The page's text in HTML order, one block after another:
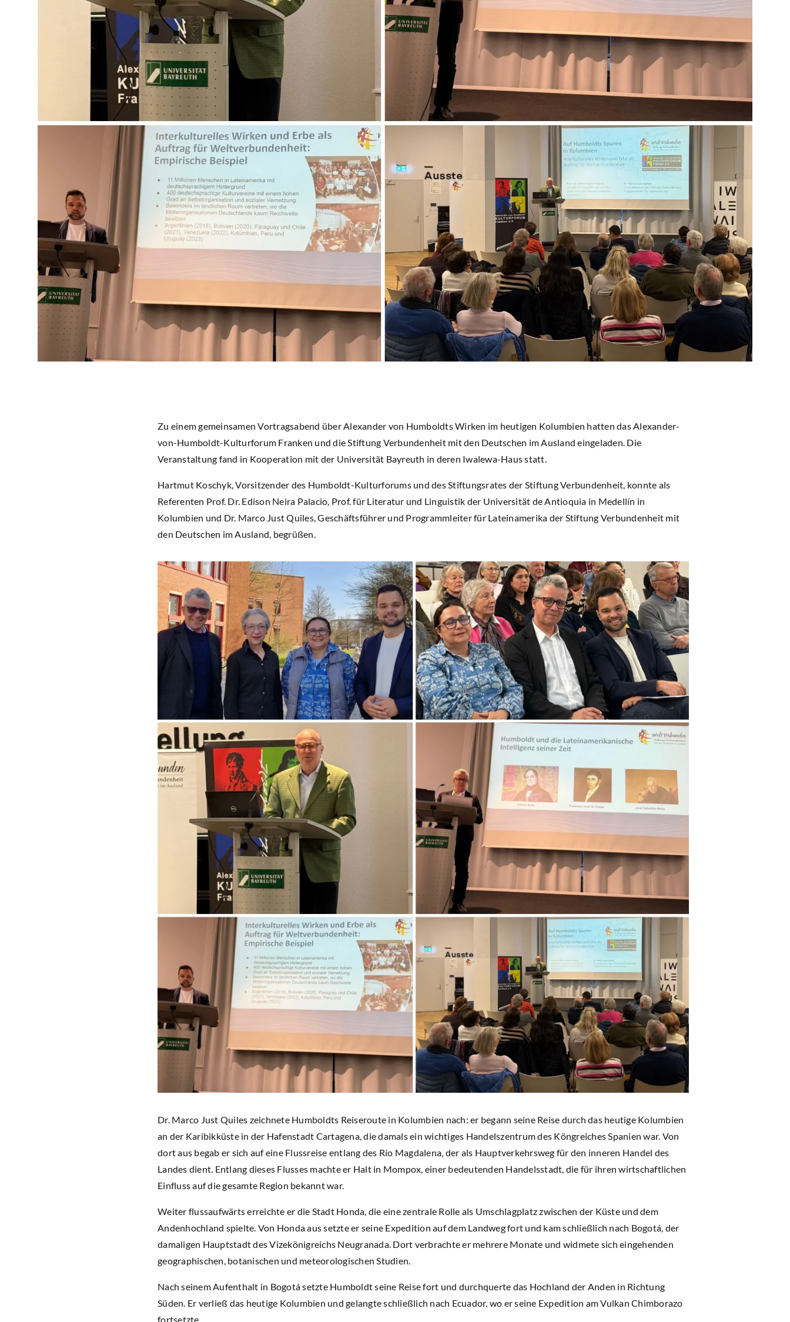
Zu einem gemeinsamen Vortragsabend über Alexander von Humboldts Wirken im heutigen Kolumbien hatten das Alexander-
von-Humboldt-Kulturforum Franken und die Stiftung Verbundenheit mit den Deutschen im Ausland eingeladen. Die
Veranstaltung fand in Kooperation mit der Universität Bayreuth in deren Iwalewa-Haus statt.
Hartmut Koschyk, Vorsitzender des Humboldt-Kulturforums und des Stiftungsrates der Stiftung Verbundenheit, konnte als
Referenten Prof. Dr. Edison Neira Palacio, Prof. für Literatur und Linguistik der Universität de Antioquia in Medellín in
Kolumbien und Dr. Marco Just Quiles, Geschäftsführer und Programmleiter für Lateinamerika der Stiftung Verbundenheit mit
den Deutschen im Ausland, begrüßen.
Dr. Marco Just Quiles zeichnete Humboldts Reiseroute in Kolumbien nach: er begann seine Reise durch das heutige Kolumbien
an der Karibikküste in der Hafenstadt Cartagena, die damals ein wichtiges Handelszentrum des Köngreiches Spanien war. Von
dort aus begab er sich auf eine Flussreise entlang des Río Magdalena, der als Hauptverkehrsweg für den inneren Handel des
Landes dient. Entlang dieses Flusses machte er Halt in Mompox, einer bedeutenden Handelsstadt, die für ihren wirtschaftlichen
Einfluss auf die gesamte Region bekannt war.
Weiter flussaufwärts erreichte er die Stadt Honda, die eine zentrale Rolle als Umschlagplatz zwischen der Küste und dem
Andenhochland spielte. Von Honda aus setzte er seine Expedition auf dem Landweg fort und kam schließlich nach Bogotá, der
damaligen Hauptstadt des Vizekönigreichs Neugranada. Dort verbrachte er mehrere Monate und widmete sich eingehenden
geographischen, botanischen und meteorologischen Studien.
Nach seinem Aufenthalt in Bogotá setzte Humboldt seine Reise fort und durchquerte das Hochland der Anden in Richtung
Süden. Er verließ das heutige Kolumbien und gelangte schließlich nach Ecuador, wo er seine Expedition am Vulkan Chimborazo
fortsetzte.